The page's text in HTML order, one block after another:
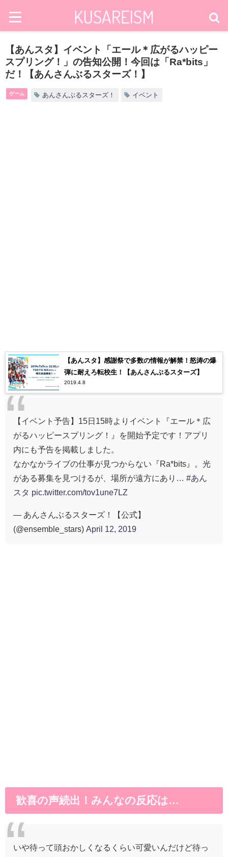
【あんスタ】イベント「エール＊広がるハッピー
スプリング！」の告知公開！今回は「Ra*bits」
だ！【あんさんぶるスターズ！】
ゲーム あんさんぶるスターズ！ イベント
【あんスタ】感謝祭で多数の情報が解禁！怒涛の爆
弾に耐えろ転校生！【あんさんぶるスターズ】
2019.4.8
【イベント予告】15日15時よりイベント『エール＊広
がるハッピースプリング！』を開始予定です！アプリ
内にも予告を掲載しました。
なかなかライブの仕事が見つからない『Ra*bits』。光
がある募集を見つけるが、場所が遠方にあり… #あん
スタ pic.twitter.com/tov1une7LZ
— あんさんぶるスターズ！【公式】
(@ensemble_stars) April 12, 2019
歓喜の声続出！みんなの反応は…
いや待って頭おかしくなるくらい可愛いんだけど待っ